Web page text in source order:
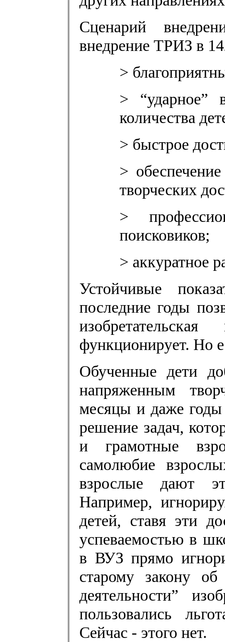
Сценарий
внедрение ТРИЗ в
>
> “ударное”
количества
> быстрое
>
творческих
>
поисковиков;
> аккуратное
Устойчивые
последние годы
функционирует. Но
Обученные дети
напряженным
месяцы и даже годы
решение задач,
и грамотные
самолюбие
взрослые дают
Например,
детей, ставя эти
успеваемостью в
в ВУЗ прямо
старому закону об
деятельности”
пользовались
Сейчас - этого нет.